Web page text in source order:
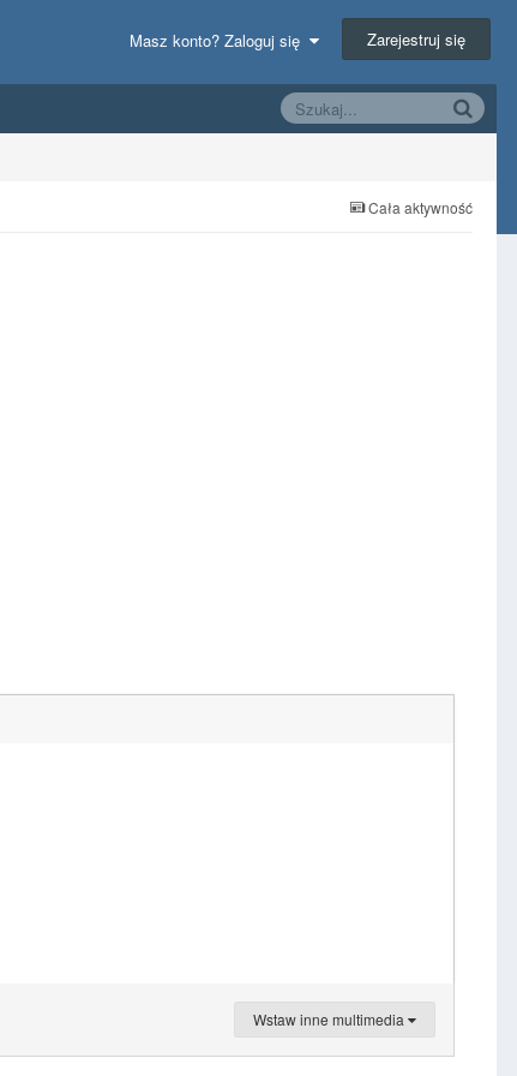
Masz konto? Zaloguj się Zarejestruj się
Cała aktywność
Wstaw inne multimedia